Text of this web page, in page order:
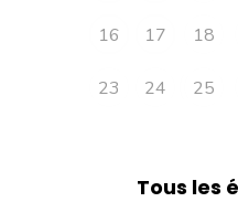
16 17 18
23 24 25
Tous les